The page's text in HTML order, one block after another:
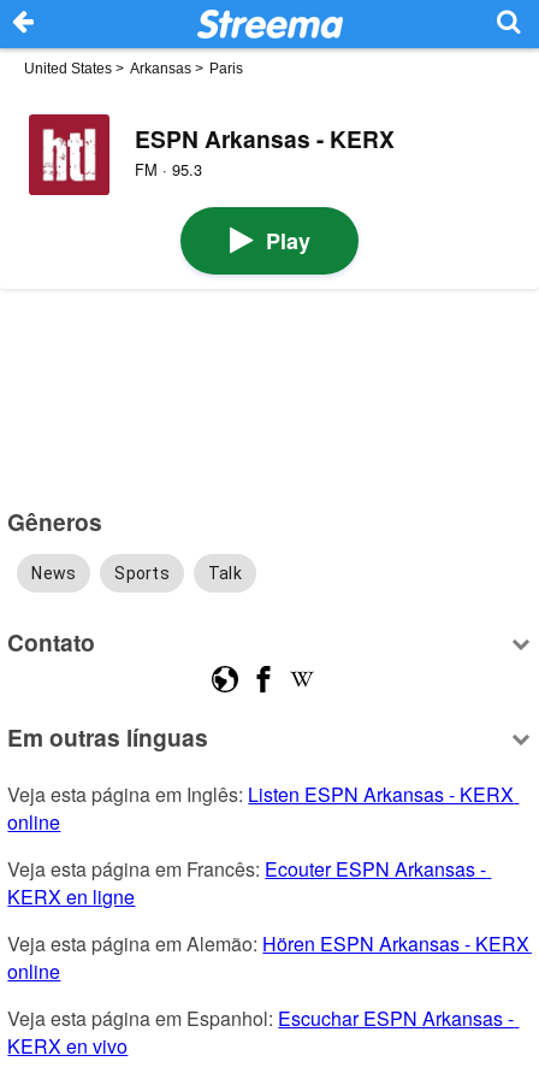
United States > Arkansas > Paris
ESPN Arkansas - KERX
FM · 95.3
Play
Gêneros
News Sports Talk
Contato
Em outras línguas
Veja esta página em Inglês: Listen ESPN Arkansas - KERX
online
Veja esta página em Francês: Ecouter ESPN Arkansas -
KERX en ligne
Veja esta página em Alemão: Hören ESPN Arkansas - KERX
online
Veja esta página em Espanhol: Escuchar ESPN Arkansas -
KERX en vivo